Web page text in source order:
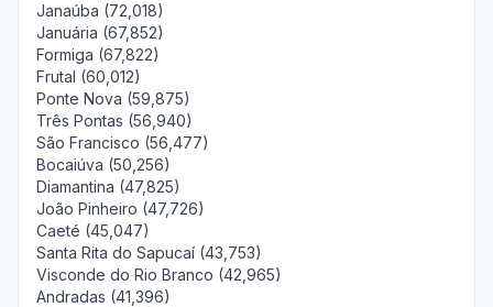
Janaúba (72,018)
Januária (67,852)
Formiga (67,822)
Frutal (60,012)
Ponte Nova (59,875)
Três Pontas (56,940)
São Francisco (56,477)
Bocaiúva (50,256)
Diamantina (47,825)
João Pinheiro (47,726)
Caeté (45,047)
Santa Rita do Sapucaí (43,753)
Visconde do Rio Branco (42,965)
Andradas (41,396)